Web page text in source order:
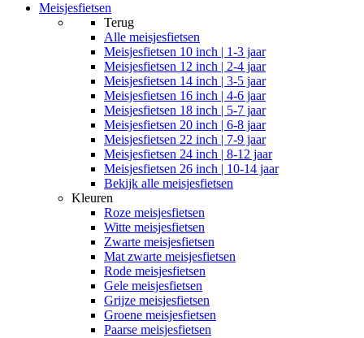
Meisjesfietsen
Terug
Alle meisjesfietsen
Meisjesfietsen 10 inch | 1-3 jaar
Meisjesfietsen 12 inch | 2-4 jaar
Meisjesfietsen 14 inch | 3-5 jaar
Meisjesfietsen 16 inch | 4-6 jaar
Meisjesfietsen 18 inch | 5-7 jaar
Meisjesfietsen 20 inch | 6-8 jaar
Meisjesfietsen 22 inch | 7-9 jaar
Meisjesfietsen 24 inch | 8-12 jaar
Meisjesfietsen 26 inch | 10-14 jaar
Bekijk alle meisjesfietsen
Kleuren
Roze meisjesfietsen
Witte meisjesfietsen
Zwarte meisjesfietsen
Mat zwarte meisjesfietsen
Rode meisjesfietsen
Gele meisjesfietsen
Grijze meisjesfietsen
Groene meisjesfietsen
Paarse meisjesfietsen